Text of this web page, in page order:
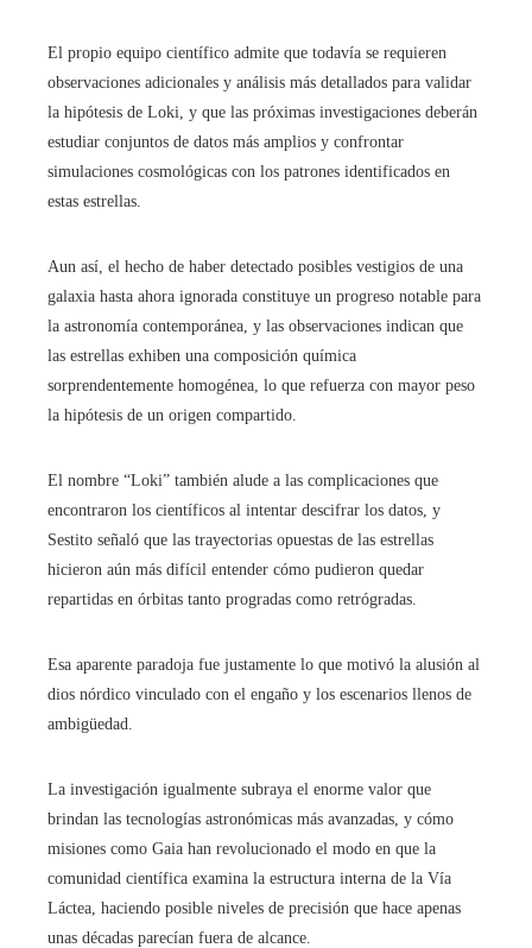
El propio equipo científico admite que todavía se requieren
observaciones adicionales y análisis más detallados para validar
la hipótesis de Loki, y que las próximas investigaciones deberán
estudiar conjuntos de datos más amplios y confrontar
simulaciones cosmológicas con los patrones identificados en
estas estrellas.
Aun así, el hecho de haber detectado posibles vestigios de una
galaxia hasta ahora ignorada constituye un progreso notable para
la astronomía contemporánea, y las observaciones indican que
las estrellas exhiben una composición química
sorprendentemente homogénea, lo que refuerza con mayor peso
la hipótesis de un origen compartido.
El nombre “Loki” también alude a las complicaciones que
encontraron los científicos al intentar descifrar los datos, y
Sestito señaló que las trayectorias opuestas de las estrellas
hicieron aún más difícil entender cómo pudieron quedar
repartidas en órbitas tanto progradas como retrógradas.
Esa aparente paradoja fue justamente lo que motivó la alusión al
dios nórdico vinculado con el engaño y los escenarios llenos de
ambigüedad.
La investigación igualmente subraya el enorme valor que
brindan las tecnologías astronómicas más avanzadas, y cómo
misiones como Gaia han revolucionado el modo en que la
comunidad científica examina la estructura interna de la Vía
Láctea, haciendo posible niveles de precisión que hace apenas
unas décadas parecían fuera de alcance.